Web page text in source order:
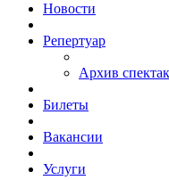
Новости
Репертуар
Архив
Билеты
Вакансии
Услуги